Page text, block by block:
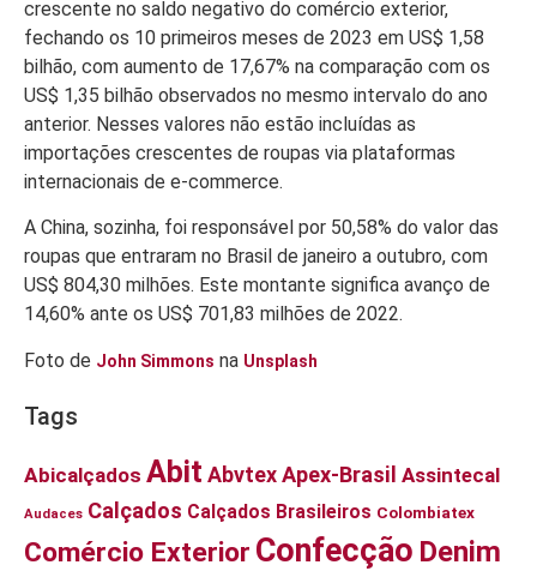
crescente no saldo negativo do comércio exterior,
fechando os 10 primeiros meses de 2023 em US$ 1,58
bilhão, com aumento de 17,67% na comparação com os
US$ 1,35 bilhão observados no mesmo intervalo do ano
anterior. Nesses valores não estão incluídas as
importações crescentes de roupas via plataformas
internacionais de e-commerce.
A China, sozinha, foi responsável por 50,58% do valor das
roupas que entraram no Brasil de janeiro a outubro, com
US$ 804,30 milhões. Este montante significa avanço de
14,60% ante os US$ 701,83 milhões de 2022.
Foto de John Simmons na Unsplash
Tags
Abicalçados Abit AbvtexApex-Brasil Assintecal
Audaces Calçados Calçados Brasileiros Colombiatex
Comércio Exterior Confecção Denim